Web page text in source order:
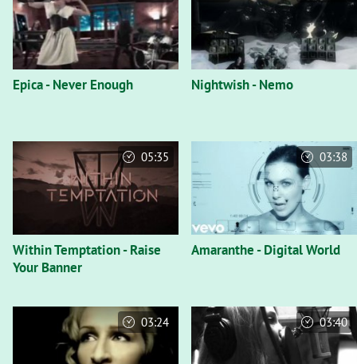
Epica - Never Enough Nightwish - Nemo
Within Temptation - Raise
Your Banner
05:35
Amaranthe - Digital World
03:38
03:24 03:40